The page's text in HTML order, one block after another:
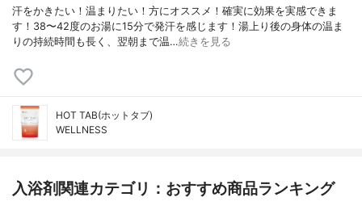
汗をかきたい！温まりたい！方にオススメ！確実に効果を実感できま
す！38〜42度のお湯に15分で発汗を感じます！湯上り後の身体の温ま
りの持続時間も長く、翌朝まで温…続きを見る
HOT TAB(ホットタブ)
WELLNESS
入浴剤関連カテゴリ：おすすめ商品ランキング